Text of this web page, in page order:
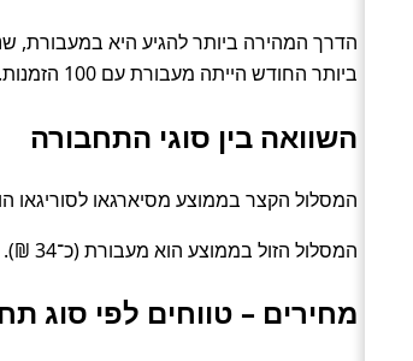
ביותר החודש הייתה מעבורת עם 100 הזמנות.
השוואה בין סוגי התחבורה
המסלול הקצר בממוצע מסיארגאו לסוריגאו הוא
המסלול הזול בממוצע הוא מעבורת (כ־34 ₪).
מחירים – טווחים לפי סוג